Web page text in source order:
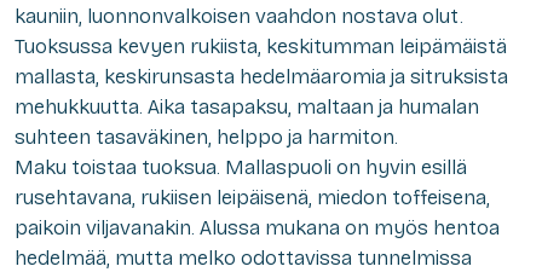
kauniin, luonnonvalkoisen vaahdon nostava olut.
Tuoksussa kevyen rukiista, keskitumman leipämäistä
mallasta, keskirunsasta hedelmäaromia ja sitruksista
mehukkuutta. Aika tasapaksu, maltaan ja humalan
suhteen tasaväkinen, helppo ja harmiton.
Maku toistaa tuoksua. Mallaspuoli on hyvin esillä
rusehtavana, rukiisen leipäisenä, miedon toffeisena,
paikoin viljavanakin. Alussa mukana on myös hentoa
hedelmää, mutta melko odottavissa tunnelmissa